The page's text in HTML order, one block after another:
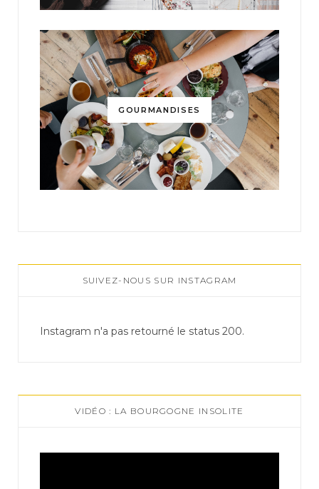
GOURMANDISES
SUIVEZ-NOUS SUR INSTAGRAM
Instagram n'a pas retourné le status 200.
VIDÉO : LA BOURGOGNE INSOLITE